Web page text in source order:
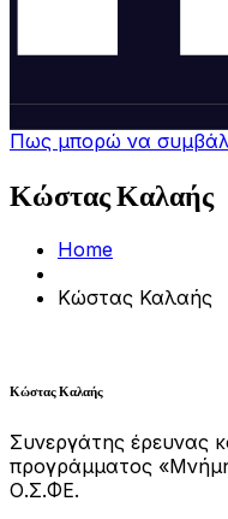
Πως μπορώ να
Κώστας Καλαής
Home
Κώστας Καλαής
Κώστας Καλαής
Συνεργάτης έρευνας
προγράμματος
Ο.Σ.ΦΕ.